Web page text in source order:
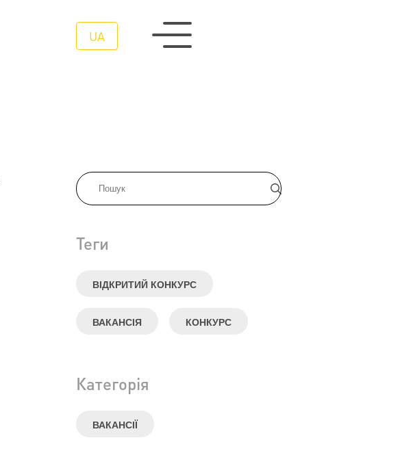
UA
Теги
ВІДКРИТИЙ КОНКУРС
ВАКАНСІЯ КОНКУРС
Категорія
ВАКАНСІЇ